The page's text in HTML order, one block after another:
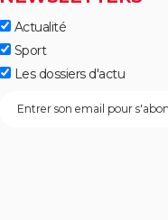
Actualité
Sport
Les dossiers d'actu